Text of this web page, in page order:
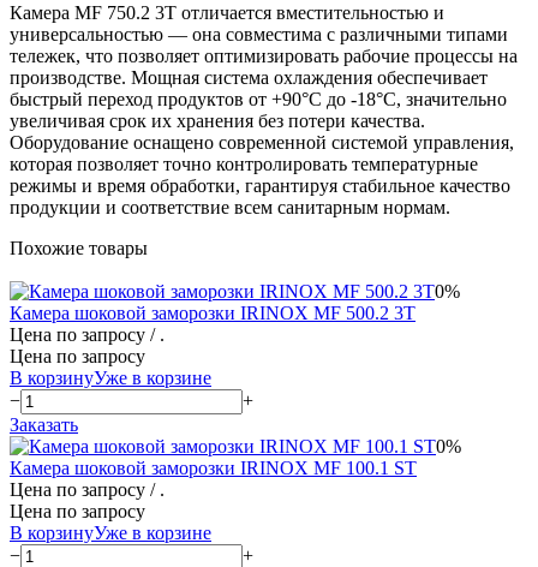
Камера MF 750.2 3Т отличается вместительностью и
универсальностью — она совместима с различными типами
тележек, что позволяет оптимизировать рабочие процессы на
производстве. Мощная система охлаждения обеспечивает
быстрый переход продуктов от +90°C до -18°C, значительно
увеличивая срок их хранения без потери качества.
Оборудование оснащено современной системой управления,
которая позволяет точно контролировать температурные
режимы и время обработки, гарантируя стабильное качество
продукции и соответствие всем санитарным нормам.
Похожие товары
0%
Камера шоковой заморозки IRINOX MF 500.2 3Т
Цена по запросу / .
Цена по запросу
В корзинуУже в корзине
−
+
Заказать
0%
Камера шоковой заморозки IRINOX MF 100.1 ST
Цена по запросу / .
Цена по запросу
В корзинуУже в корзине
−
+